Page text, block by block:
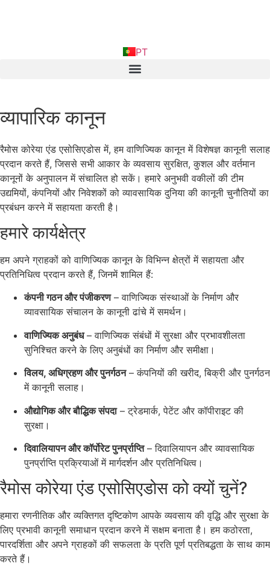
PT
FR
व्यापारिक कानून
रैमोस कोरेया एंड एसोसिएडोस में, हम वाणिज्यिक कानून में विशेषज्ञ कानूनी सलाह
प्रदान करते हैं, जिससे सभी आकार के व्यवसाय सुरक्षित, कुशल और वर्तमान
कानूनों के अनुपालन में संचालित हो सकें। हमारे अनुभवी वकीलों की टीम
उद्यमियों, कंपनियों और निवेशकों को व्यावसायिक दुनिया की कानूनी चुनौतियों का
प्रबंधन करने में सहायता करती है।
हमारे कार्यक्षेत्र
हम अपने ग्राहकों को वाणिज्यिक कानून के विभिन्न क्षेत्रों में सहायता और
प्रतिनिधित्व प्रदान करते हैं, जिनमें शामिल हैं:
कंपनी गठन और पंजीकरण– वाणिज्यिक संस्थाओं के निर्माण और
व्यावसायिक संचालन के कानूनी ढांचे में समर्थन।
वाणिज्यिक अनुबंध– वाणिज्यिक संबंधों में सुरक्षा और प्रभावशीलता
सुनिश्चित करने के लिए अनुबंधों का निर्माण और समीक्षा।
विलय, अधिग्रहण और पुनर्गठन– कंपनियों की खरीद, बिक्री और पुनर्गठन
में कानूनी सलाह।
औद्योगिक और बौद्धिक संपदा– ट्रेडमार्क, पेटेंट और कॉपीराइट की
सुरक्षा।
दिवालियापन और कॉर्पोरेट पुनर्प्राप्ति– दिवालियापन और व्यावसायिक
पुनर्प्राप्ति प्रक्रियाओं में मार्गदर्शन और प्रतिनिधित्व।
रैमोस कोरेया एंड एसोसिएडोस को क्यों चुनें?
हमारा रणनीतिक और व्यक्तिगत दृष्टिकोण आपके व्यवसाय की वृद्धि और सुरक्षा के
लिए प्रभावी कानूनी समाधान प्रदान करने में सक्षम बनाता है। हम कठोरता,
पारदर्शिता और अपने ग्राहकों की सफलता के प्रति पूर्ण प्रतिबद्धता के साथ काम
करते हैं।